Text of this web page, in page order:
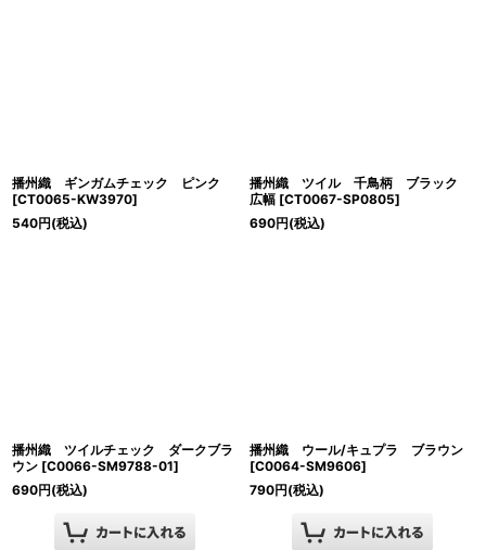
播州織 ギンガムチェック ピンク
[CT0065-KW3970]
540円(税込)
播州織 ツイル 千鳥柄 ブラック
広幅 [CT0067-SP0805]
690円(税込)
播州織 ツイルチェック ダークブラ
ウン [C0066-SM9788-01]
690円(税込)
播州織 ウール/キュプラ ブラウン
[C0064-SM9606]
790円(税込)